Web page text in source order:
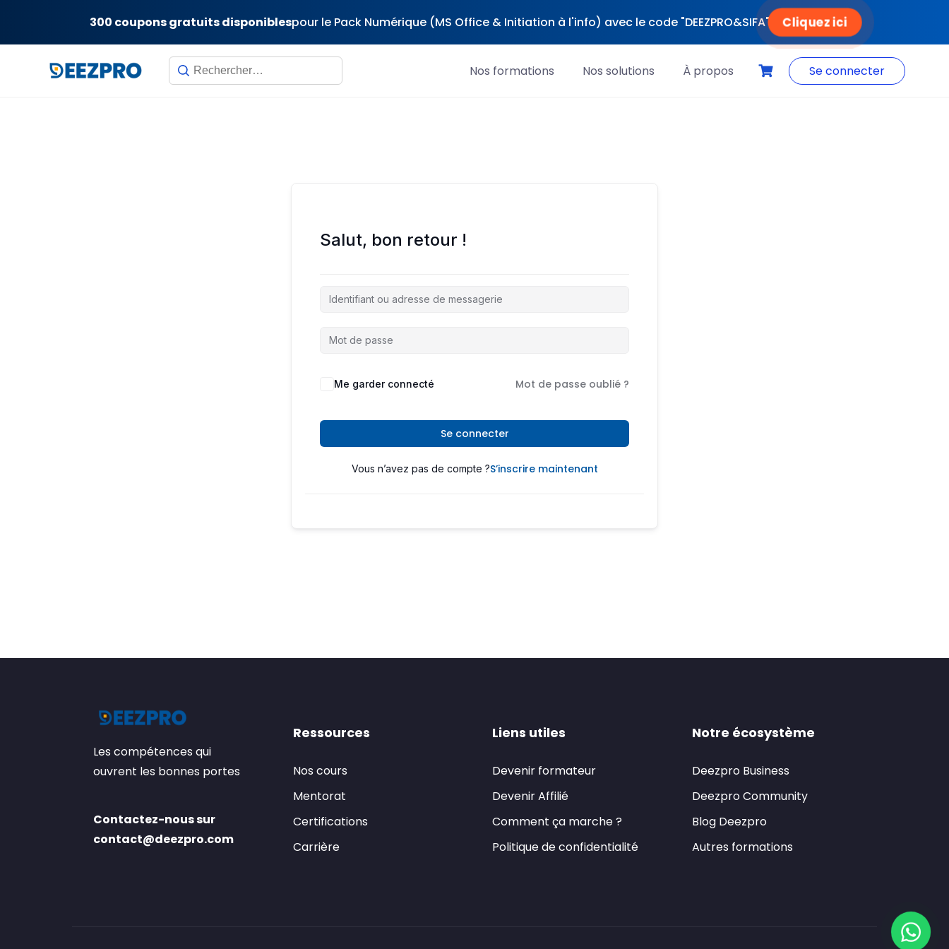
300 coupons gratuits disponiblespour le Pack Numérique (MS Office & Initiation à l'info) avec le code "DEEZPRO&SIFA" Cliquez ici
Nos formations Nos solutions À propos Se connecter
Salut, bon retour !
Me garder connecté Mot de passe oublié ?
Se connecter
Vous n’avez pas de compte ?S’inscrire maintenant
Les compétences qui
ouvrent les bonnes portes
Contactez-nous sur
contact@deezpro.com
Ressources
Nos cours
Mentorat
Certifications
Carrière
Liens utiles
Devenir formateur
Devenir Affilié
Comment ça marche ?
Politique de confidentialité
Notre écosystème
Deezpro Business
Deezpro Community
Blog Deezpro
Autres formations